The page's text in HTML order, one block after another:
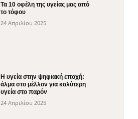
Τα 10 οφέλη της υγείας μας από
το τόφου
24 Απριλίου 2025
H υγεία στην ψηφιακή εποχή:
άλμα στο μέλλον για καλύτερη
υγεία στο παρόν
24 Απριλίου 2025